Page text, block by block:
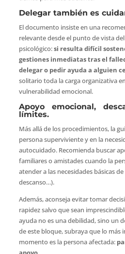
Delegar también es
El documento insiste en una
relevante desde el punto de vista
psicológico:si resulta difícil
gestiones inmediatas tras el
delegar o pedir ayuda a alguien
solitario toda la carga organizativa
vulnerabilidad emocional.
Apoyo emocional,
límites.
Más allá de los procedimientos, la
persona superviviente y en la
autocuidado. Recomienda buscar
familiares o amistades cuando la
atender a las necesidades básicas
descanso…).
Además, aconseja evitar tomar
rapidez salvo que sean
ayuda no es una debilidad, sino un
de este bloque, subraya que lo más
momento es la persona afectada: